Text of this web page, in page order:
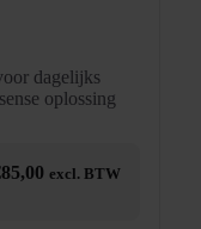
dagelijks
oplossing
85,00 excl. BTW